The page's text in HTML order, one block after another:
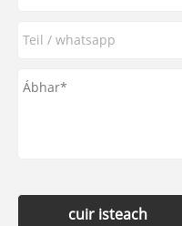
cuir isteach